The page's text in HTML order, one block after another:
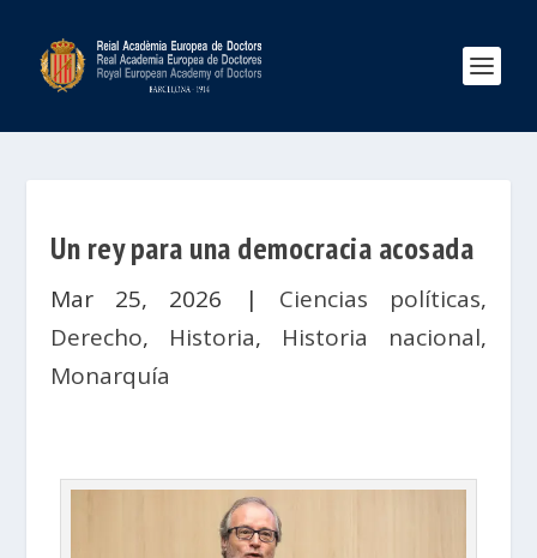
Un rey para una democracia acosada
Mar 25, 2026 | Ciencias políticas,
Derecho, Historia, Historia nacional,
Monarquía